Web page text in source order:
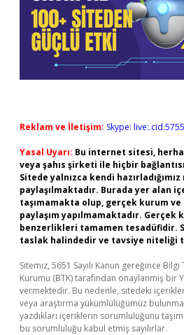
Reklam ve İletişim: Skype:
Yasal Uyarı: Bu internet sitesi,
veya şahıs şirketi ile hiçbir
Sitede yalnızca kendi
paylaşılmaktadır. Burada yer alan
taşımamakta olup, gerçek kurum
paylaşım yapılmamaktadır.
benzerlikleri tamamen tesadüfidir.
taslak halindedir ve tavsiye niteliği
Sitemiz, 5651 Sayılı Kanun gereğince
Kurumu (BTK) tarafından onaylanmış bir
vermektedir. Bu nedenle, sitedeki
veya araştırma yükümlülüğümüz
yazdıkları içeriklerin sorumluluğunu
bu sorumluluğu kabul etmiş sayılırlar.